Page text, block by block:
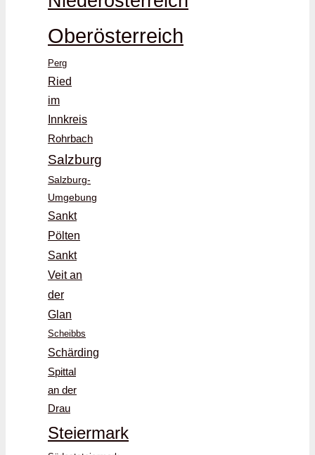
Oberösterreich
Perg
Ried
im
Innkreis
Rohrbach
Salzburg
Salzburg-
Umgebung
Sankt
Pölten
Sankt
Veit an
der
Glan
Scheibbs
Schärding
Spittal
an der
Drau
Steiermark